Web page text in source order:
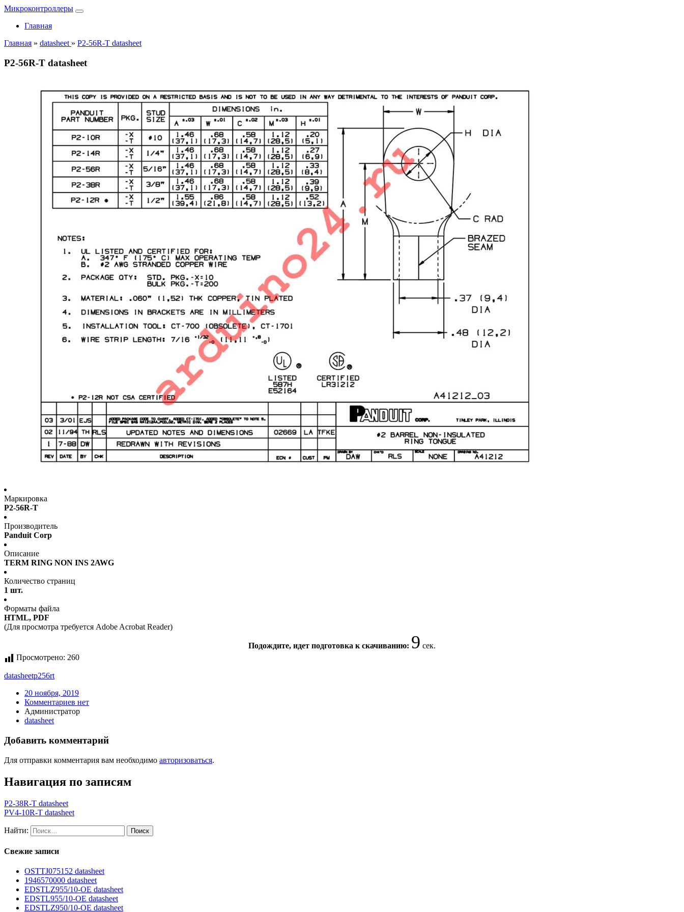
Микроконтроллеры
Главная
Главная » datasheet » P2-56R-T datasheet
P2-56R-T datasheet
Маркировка
P2-56R-T
Производитель
Panduit Corp
Описание
TERM RING NON INS 2AWG
Количество страниц
1 шт.
Форматы файла
HTML, PDF
(Для просмотра требуется Adobe Acrobat Reader)
Подождите, идет подготовка к скачиванию: 8 сек.
Просмотрено: 260
datasheetp256rt
20 ноября, 2019
Комментариев нет
Администратор
datasheet
Добавить комментарий
Для отправки комментария вам необходимо авторизоваться.
Навигация по записям
P2-38R-T datasheet
PV4-10R-T datasheet
Найти:
Свежие записи
OSTTJ075152 datasheet
1946570000 datasheet
EDSTLZ955/10-OE datasheet
EDSTL955/10-OE datasheet
EDSTLZ950/10-OE datasheet